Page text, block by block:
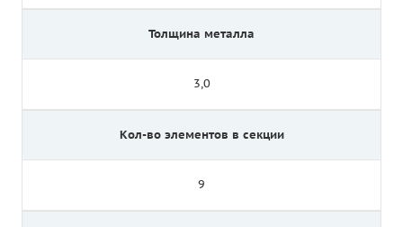
Толщина металла
3,0
Кол-во элементов в секции
9